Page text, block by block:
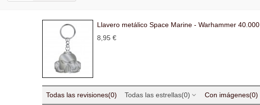
Llavero metálico Space Marine - Warhammer 40.000
8,95 €
Todas las revisiones(0) Todas las estrellas(0) Con imágenes(0)